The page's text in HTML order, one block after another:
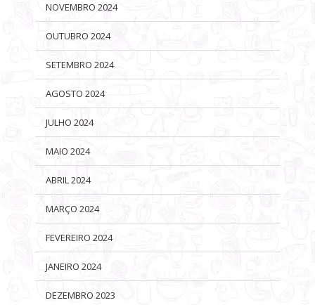
NOVEMBRO 2024
OUTUBRO 2024
SETEMBRO 2024
AGOSTO 2024
JULHO 2024
MAIO 2024
ABRIL 2024
MARÇO 2024
FEVEREIRO 2024
JANEIRO 2024
DEZEMBRO 2023